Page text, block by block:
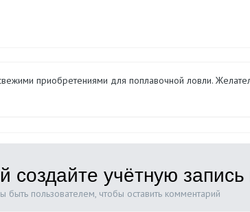
приобретениями для поплавочной ловли.
учётную запись
быть пользователем, чтобы оставить комментарий